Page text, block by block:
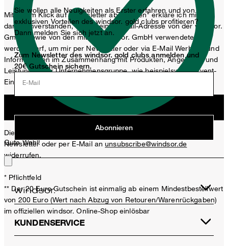
Mit einem Klick auf „Newsletter abonnieren" erkläre ich mich
damit einverstanden, dass meine E-Mail-Adresse von der windsor.
GmbH sowie von den mit der windsor. GmbH verwendeten
werden darf, um mir per Newsletter oder via E-Mail Werbung und
Informationen im Zusammenhang mit Produkten, Angeboten und
Leistungen der Unternehmensgruppe, wie beispielsweise Event-
Einladungen, Aktionen, Produkt-Promotions zuzusenden.
Diese Einwilligung kann ich jederzeit durch den Abmeldelink im
Newsletter oder per E-Mail anunsubscribe@windsor.de
widerrufen.
* Pflichtfeld
** Der 20 Euro Gutschein ist einmalig ab einem Mindestbestellwert
von 200 Euro (Wert nach Abzug von Retouren/Warenrückgaben)
im offiziellen windsor. Online-Shop einlösbar
Gute Wahl!
E-Mail
Zum Newsletter des windsor. gold clubs anmelden und
20€ Gutschein sichern.
Sie wollen alle Neuigkeiten als Erster erfahren und von
exklusiven Vorteilen des windsor. gold clubs profitieren?
Dann melden Sie sich jetzt an.
Abonnieren
KUNDENSERVICE